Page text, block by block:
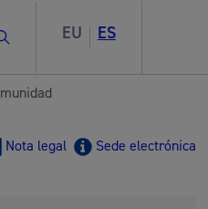
EU ES
Sede electrónica
Nota legal